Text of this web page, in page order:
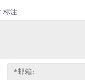
标注